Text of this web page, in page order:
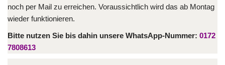
noch per Mail zu erreichen. Voraussichtlich wird das ab Montag
wieder funktionieren.
Bitte nutzen Sie bis dahin unsere WhatsApp-Nummer: 0172
7808613